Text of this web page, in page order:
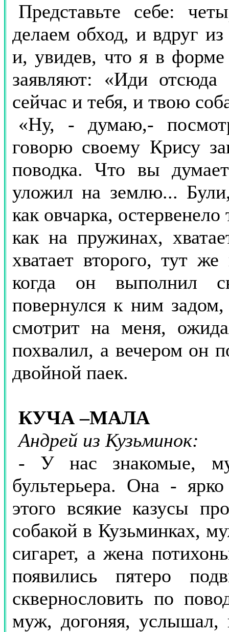
Представьте себе:
делаем обход, и вдруг
и, увидев, что я в
заявляют: «Иди
сейчас и тебя, и твою
«Ну, - думаю,-
говорю своему Крису
поводка. Что вы
уложил на землю...
как овчарка,
как на пружинах,
хватает второго, тут
когда он выполнил
повернулся к ним
смотрит на меня,
похвалил, а вечером он
двойной паек.
КУЧА –МАЛА
Андрей из Кузьминок:
- У нас знакомые,
бультерьера. Она -
этого всякие казусы
собакой в Кузьминках,
сигарет, а жена
появились пятеро
сквернословить по
муж, догоняя, услышал,